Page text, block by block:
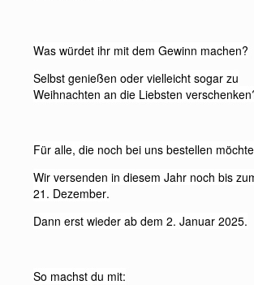
Was würdet ihr mit dem Gewinn machen?
Selbst genießen oder vielleicht sogar zu
Weihnachten an die Liebsten
Für alle, die noch bei uns bestellen
Wir versenden in diesem Jahr noch bis
21. Dezember.
Dann erst wieder ab dem 2. Januar 2025.
So machst du mit: